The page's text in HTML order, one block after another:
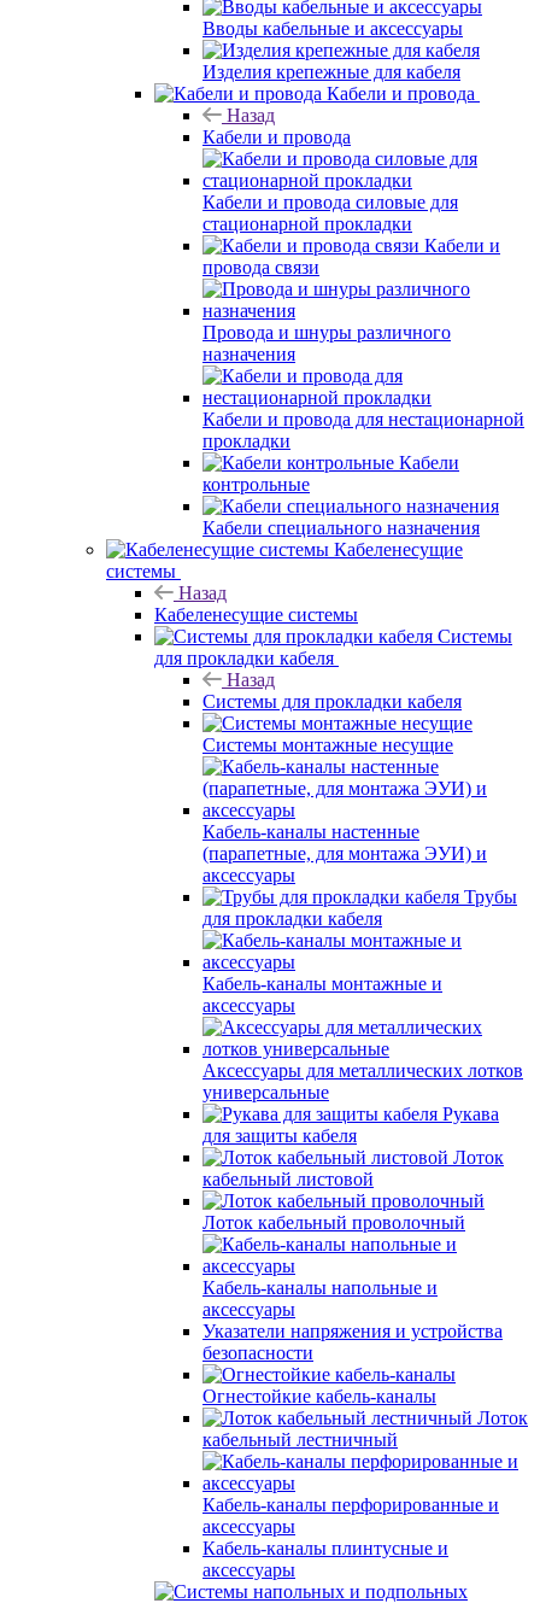
Вводы кабельные и аксессуары
Изделия крепежные для кабеля
Кабели и провода
Назад
Кабели и провода
Кабели и провода силовые для
стационарной прокладки
Кабели и
провода связи
Провода и шнуры различного
назначения
Кабели и провода для нестационарной
прокладки
Кабели
контрольные
Кабели специального назначения
Кабеленесущие
системы
Назад
Кабеленесущие системы
Системы
для прокладки кабеля
Назад
Системы для прокладки кабеля
Системы монтажные несущие
Кабель-каналы настенные
(парапетные, для монтажа ЭУИ) и
аксессуары
Трубы
для прокладки кабеля
Кабель-каналы монтажные и
аксессуары
Аксессуары для металлических лотков
универсальные
Рукава
для защиты кабеля
Лоток
кабельный листовой
Лоток кабельный проволочный
Кабель-каналы напольные и
аксессуары
Указатели напряжения и устройства
безопасности
Огнестойкие кабель-каналы
Лоток
кабельный лестничный
Кабель-каналы перфорированные и
аксессуары
Кабель-каналы плинтусные и
аксессуары